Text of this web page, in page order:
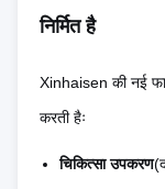
उपकरण/मोल्ड की
निर्मित है
Xinhaisen की नई
करती हैः
चिकित्सा उपकरण